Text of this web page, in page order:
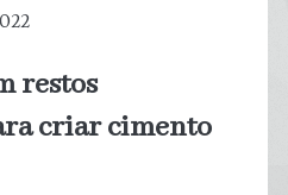
restos
criar cimento